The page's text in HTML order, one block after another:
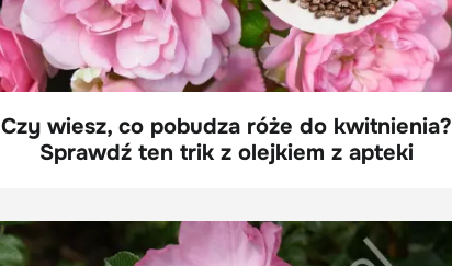
Czy wiesz, co pobudza róże do kwitnienia?
Sprawdź ten trik z olejkiem z apteki